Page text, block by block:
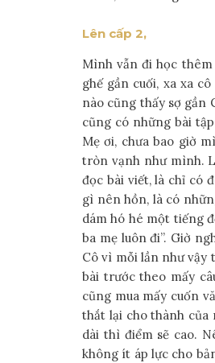
Lên cấp 2,
Mình vẫn đi học
ghế gần cuối, xa xa
nào cũng thấy sợ gần
cũng có những bài
Mẹ ơi, chưa bao giờ
tròn vạnh như mình.
đọc bài viết, là chỉ có
gì nên hồn, là có
dám hó hé một tiếng
ba mẹ luôn đi”. Giờ
Cô vì mỗi lần như vậy
bài trước theo mấy
cũng mua mấy cuốn
thắt lại cho thành của
dài thì điểm sẽ cao.
không ít áp lực cho